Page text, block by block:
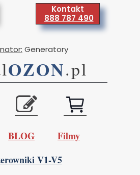
Kontakt
888 787 490
BLOG Filmy
OZON.pl
Generatory
V1-V5